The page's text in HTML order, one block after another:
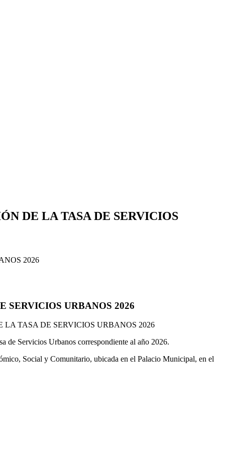
DE LA TASA DE SERVICIOS
2026
URBANOS 2026
TASA DE SERVICIOS URBANOS 2026
de Servicios Urbanos correspondiente al año 2026.
Social y Comunitario, ubicada en el Palacio Municipal, en el